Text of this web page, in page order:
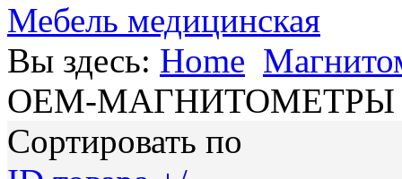
Мебель медицинская
Вы здесь: Home
OEM-МАГНИТОМЕТРЫ
Сортировать по